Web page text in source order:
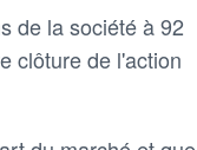
de la société à 92
clôture de l'action